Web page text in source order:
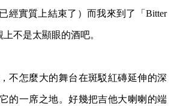
經實質上結束了）而我來到了「 Bitter
不是太顯眼的酒吧。
不怎麼大的舞台在斑駁紅磚延伸的深
的一席之地。好幾把吉他大喇喇的端